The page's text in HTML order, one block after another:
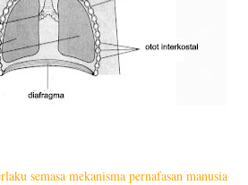
semasa mekanisma pernafasan manusia